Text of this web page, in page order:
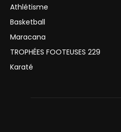
Athlétisme
Basketball
Maracana
TROPHÉES FOOTEUSES 229
Karaté